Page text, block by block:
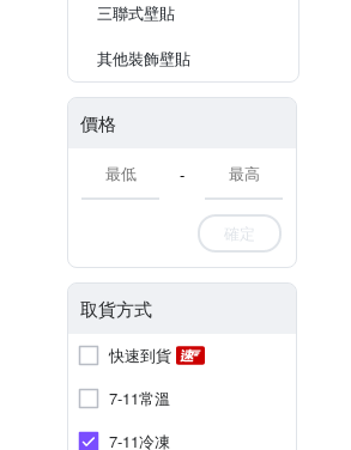
三聯式壁貼
其他裝飾壁貼
價格
-
確定
取貨方式
快速到貨
7-11常溫
7-11冷凍